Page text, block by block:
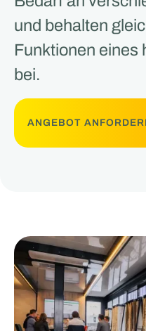
und behalten
Funktionen eines
bei.
ANGEBOT